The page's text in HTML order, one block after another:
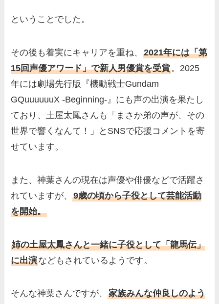
ということでした。
その後も着実にキャリアを重ね、2021年には「第
15回声優アワード」で新人男優賞を受賞。2025
年には劇場先行版『機動戦士Gundam
GQuuuuuuX -Beginning-』にも声の出演を果たし
ており、土屋太鳳さんも「まさか弟の声が、その
世界で響くなんて！」とSNSで応援コメントを寄
せています。
また、神葉さんの現在は声優や俳優などで活躍さ
れていますが、9歳の頃から子役として芸能活動
を開始。
姉の土屋太鳳さんと一緒に子役として「龍馬伝」
に出演などもされているようです。
そんな神葉さんですが、家族みんな仲良しのよう